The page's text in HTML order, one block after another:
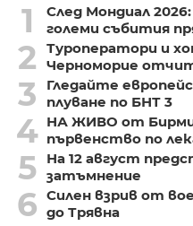
1
След Мондиал
големи събития
2
Туроператори и
Черноморие
3
Гледайте
плуване по БНТ 3
4 НА ЖИВО от
първенство по
5
На 12 август
затъмнение
6 Силен взрив от
до Трявна